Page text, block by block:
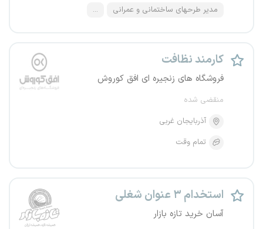
مدیر طرحهای ساختمانی و عمرانی
...
کارمند نظافت
فروشگاه های زنجیره ای افق کوروش
منقضی شده
آذربایجان غربی
تمام وقت
استخدام ۳ عنوان شغلی
آسان خرید تازه بازار